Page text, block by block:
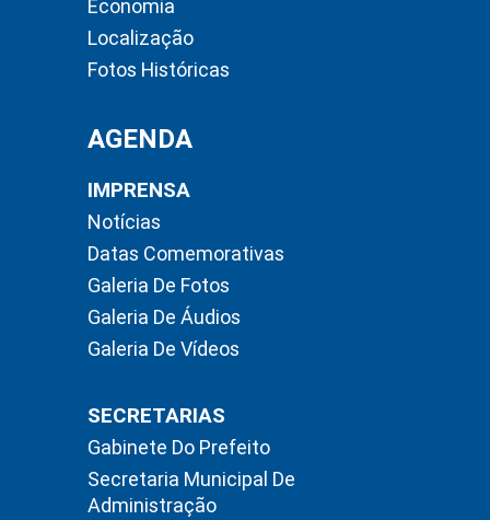
Economia
Localização
Fotos Históricas
AGENDA
IMPRENSA
Notícias
Datas Comemorativas
Galeria De Fotos
Galeria De Áudios
Galeria De Vídeos
SECRETARIAS
Gabinete Do Prefeito
Secretaria Municipal De
Administração